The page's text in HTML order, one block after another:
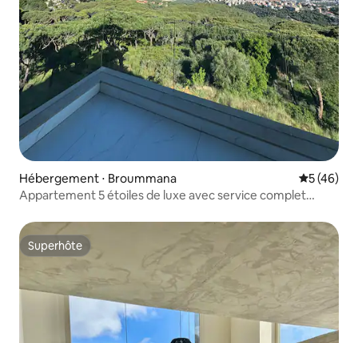
Hébergement ⋅ Broummana
5 (46)
Appartement 5 étoiles de luxe avec service complet
Superhôte
Superhôte